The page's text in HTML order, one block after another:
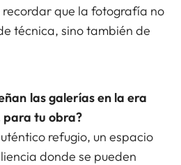
que la fotografía no
técnica, sino también de
las galerías en la era
para tu obra?
refugio, un espacio
donde se pueden